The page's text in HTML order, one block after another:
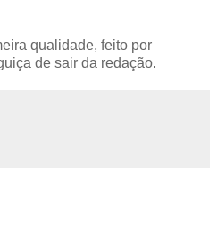
qualidade, feito por
de sair da redação.